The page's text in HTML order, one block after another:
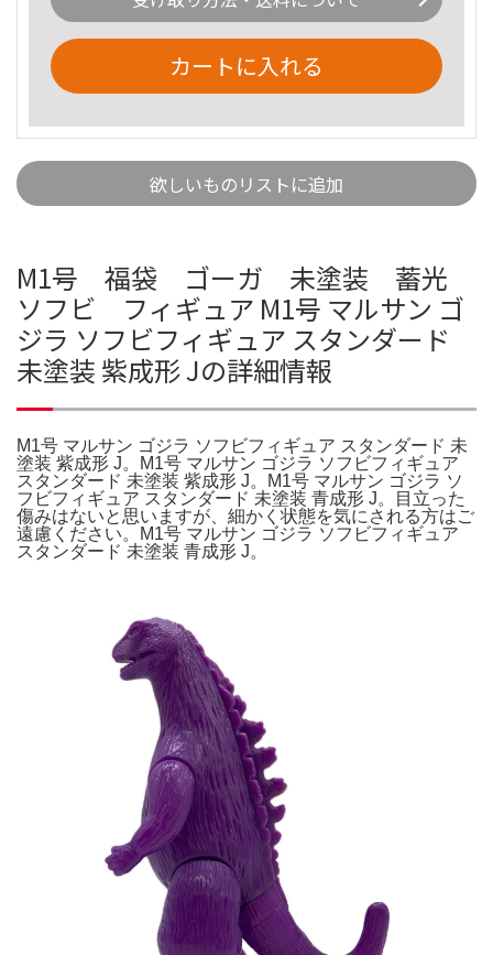
カートに入れる
欲しいものリストに追加
M1号 福袋 ゴーガ 未塗装 蓄光
ソフビ フィギュア M1号 マルサン ゴ
ジラ ソフビフィギュア スタンダード
未塗装 紫成形 Jの詳細情報
M1号 マルサン ゴジラ ソフビフィギュア スタンダード 未
塗装 紫成形 J。M1号 マルサン ゴジラ ソフビフィギュア
スタンダード 未塗装 紫成形 J。M1号 マルサン ゴジラ ソ
フビフィギュア スタンダード 未塗装 青成形 J。目立った
傷みはないと思いますが、細かく状態を気にされる方はご
遠慮ください。M1号 マルサン ゴジラ ソフビフィギュア
スタンダード 未塗装 青成形 J。